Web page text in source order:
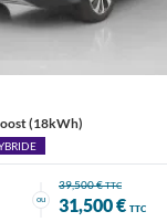
(18kWh)
ou
39,500 €TTC
31,500 € TTC